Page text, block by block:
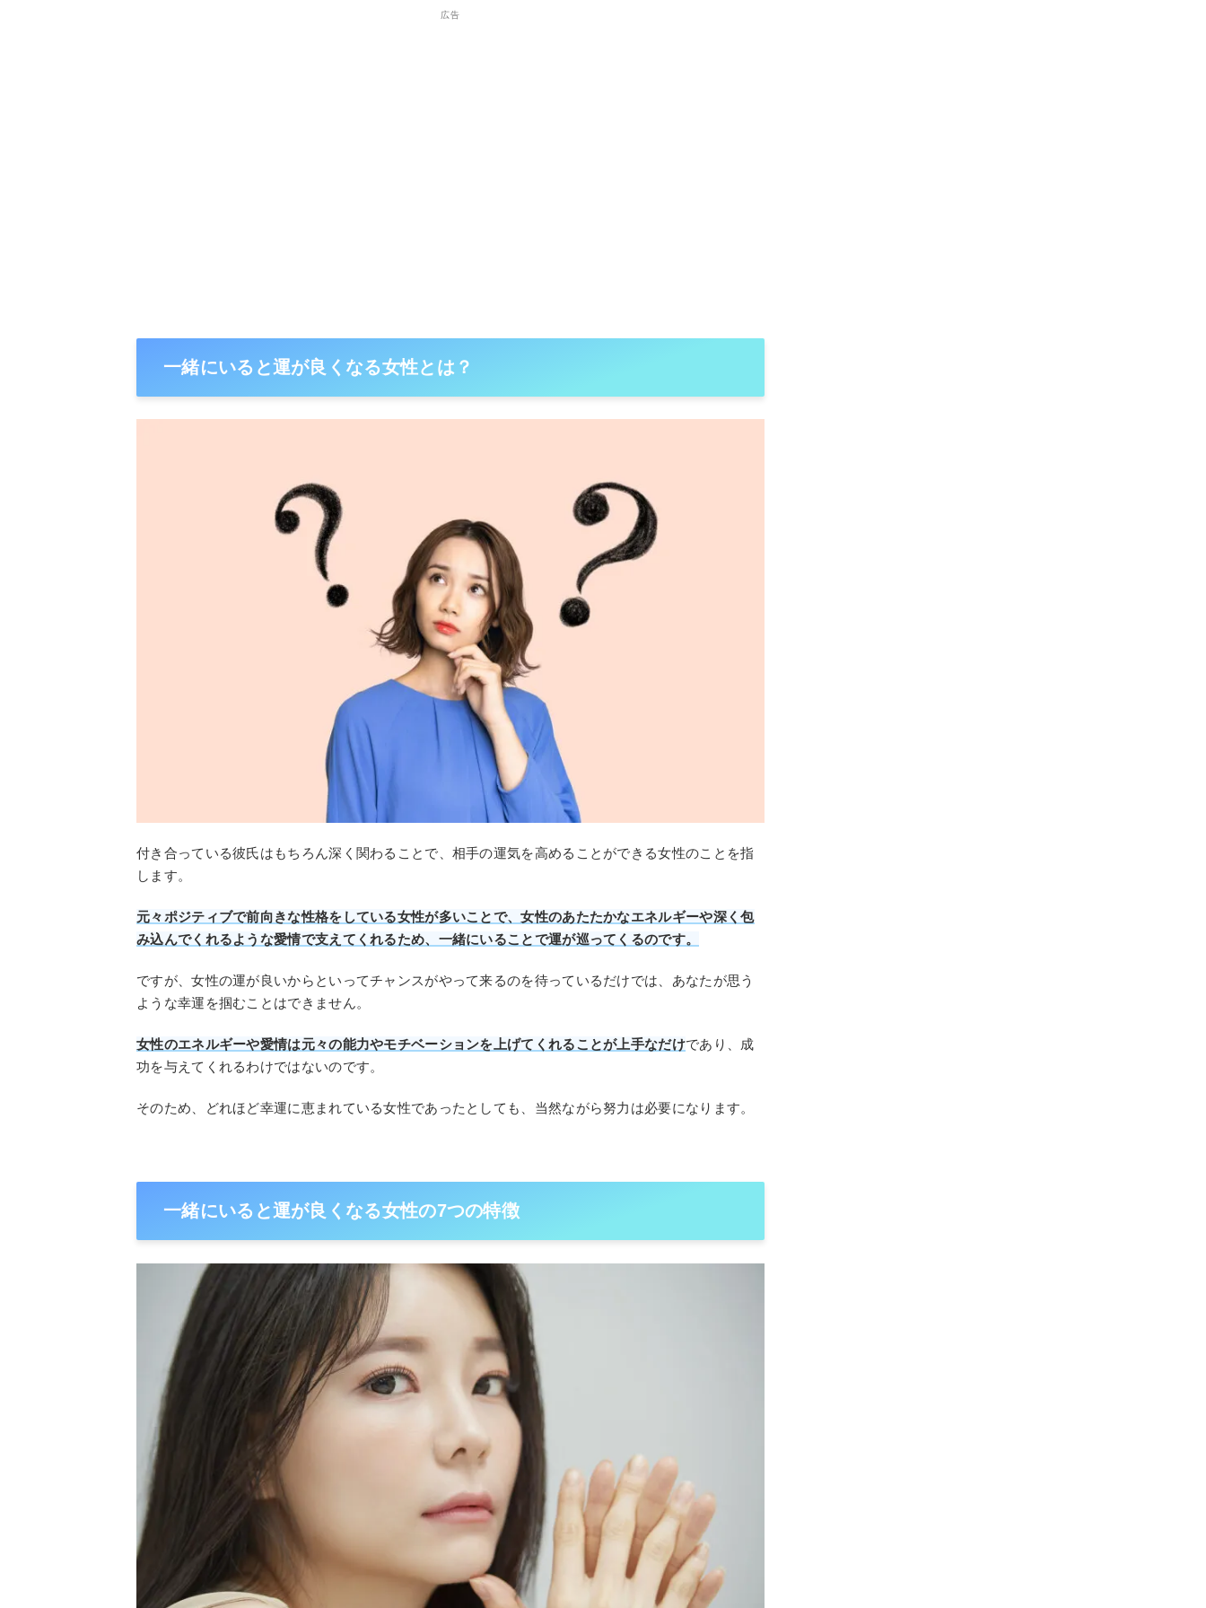
広告
一緒にいると運が良くなる女性とは？
付き合っている彼氏はもちろん深く関わることで、相手の運気を高めることができる女性のことを指
します。
元々ポジティブで前向きな性格をしている女性が多いことで、女性のあたたかなエネルギーや深く包
み込んでくれるような愛情で支えてくれるため、一緒にいることで運が巡ってくるのです。
ですが、女性の運が良いからといってチャンスがやって来るのを待っているだけでは、あなたが思う
ような幸運を掴むことはできません。
女性のエネルギーや愛情は元々の能力やモチベーションを上げてくれることが上手なだけであり、成
功を与えてくれるわけではないのです。
そのため、どれほど幸運に恵まれている女性であったとしても、当然ながら努力は必要になります。
一緒にいると運が良くなる女性の7つの特徴